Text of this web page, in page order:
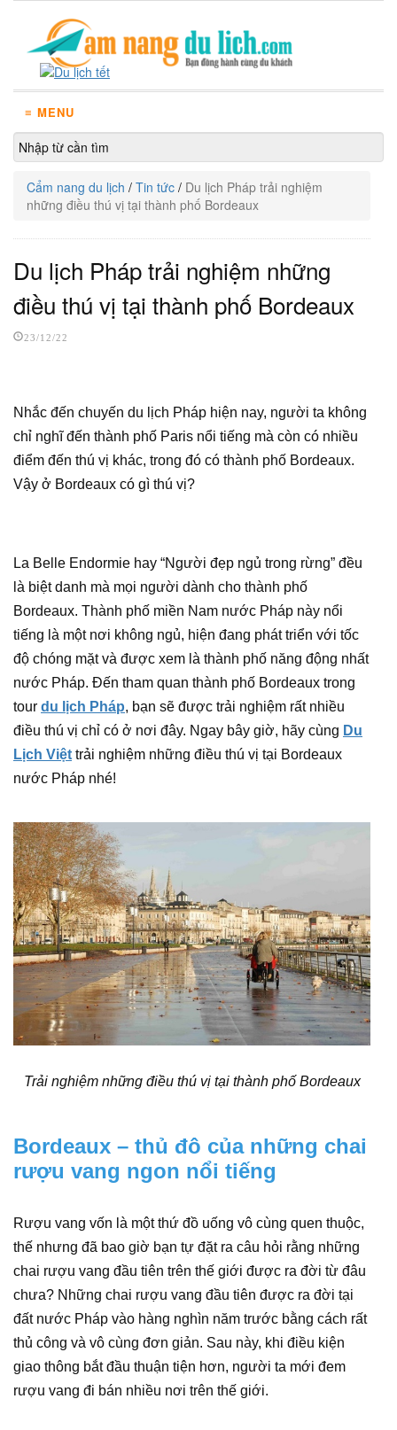
≡ MENU
Cẩm nang du lịch / Tin tức / Du lịch Pháp trải nghiệm
những điều thú vị tại thành phố Bordeaux
Du lịch Pháp trải nghiệm những
điều thú vị tại thành phố Bordeaux
23/12/22
Nhắc đến chuyến du lịch Pháp hiện nay, người ta không
chỉ nghĩ đến thành phố Paris nổi tiếng mà còn có nhiều
điểm đến thú vị khác, trong đó có thành phố Bordeaux.
Vậy ở Bordeaux có gì thú vị?
La Belle Endormie hay “Người đẹp ngủ trong rừng” đều
là biệt danh mà mọi người dành cho thành phố
Bordeaux. Thành phố miền Nam nước Pháp này nổi
tiếng là một nơi không ngủ, hiện đang phát triển với tốc
độ chóng mặt và được xem là thành phố năng động nhất
nước Pháp. Đến tham quan thành phố Bordeaux trong
tour du lịch Pháp, bạn sẽ được trải nghiệm rất nhiều
điều thú vị chỉ có ở nơi đây. Ngay bây giờ, hãy cùng Du
Lịch Việt trải nghiệm những điều thú vị tại Bordeaux
nước Pháp nhé!
Trải nghiệm những điều thú vị tại thành phố Bordeaux
Bordeaux – thủ đô của những chai
rượu vang ngon nổi tiếng
Rượu vang vốn là một thứ đồ uống vô cùng quen thuộc,
thế nhưng đã bao giờ bạn tự đặt ra câu hỏi rằng những
chai rượu vang đầu tiên trên thế giới được ra đời từ đâu
chưa? Những chai rượu vang đầu tiên được ra đời tại
đất nước Pháp vào hàng nghìn năm trước bằng cách rất
thủ công và vô cùng đơn giản. Sau này, khi điều kiện
giao thông bắt đầu thuận tiện hơn, người ta mới đem
rượu vang đi bán nhiều nơi trên thế giới.